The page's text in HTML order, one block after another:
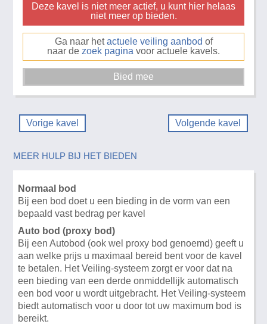
Deze kavel is niet meer actief, u kunt hier helaas
niet meer op bieden.
Ga naar hetactuele veiling aanbod of
naar de zoek pagina voor actuele kavels.
Vorige kavel Volgende kavel
MEER HULP BIJ HET BIEDEN
Normaal bod
Bij een bod doet u een bieding in de vorm van een
bepaald vast bedrag per kavel
Auto bod (proxy bod)
Bij een Autobod (ook wel proxy bod genoemd) geeft u
aan welke prijs u maximaal bereid bent voor de kavel
te betalen. Het Veiling-systeem zorgt er voor dat na
een bieding van een derde onmiddellijk automatisch
een bod voor u wordt uitgebracht. Het Veiling-systeem
biedt automatisch voor u door tot uw maximum bod is
bereikt.